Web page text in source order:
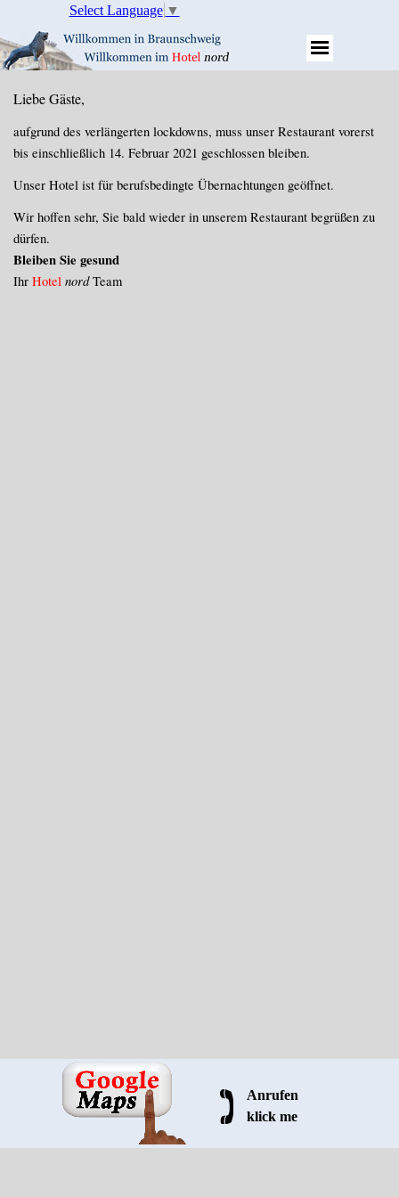
Select Language ▼
Liebe Gäste,
aufgrund des verlängerten lockdowns, muss unser Restaurant vorerst
bis einschließlich 14. Februar 2021 geschlossen bleiben.
Unser Hotel ist für berufsbedingte Übernachtungen geöffnet.
Wir hoffen sehr, Sie bald wieder in unserem Restaurant begrüßen zu
dürfen.
Bleiben Sie gesund
Ihr Hotel nordTeam
Anrufen
klick me